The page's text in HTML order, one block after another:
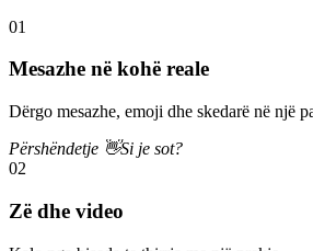
01
Mesazhe në kohë reale
Dërgo mesazhe, emoji dhe skedarë në një
Përshëndetje 👋Si je sot?
02
Zë dhe video